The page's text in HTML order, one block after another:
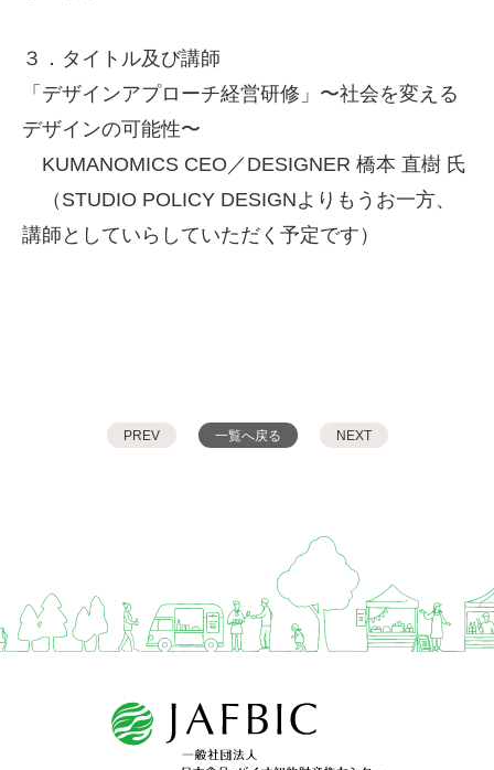
３．タイトル及び講師
「デザインアプローチ経営研修」〜社会を変える
デザインの可能性〜
KUMANOMICS CEO／DESIGNER 橋本 直樹 氏
（STUDIO POLICY DESIGNよりもうお一方、
講師としていらしていただく予定です）
PREV 一覧へ戻る NEXT